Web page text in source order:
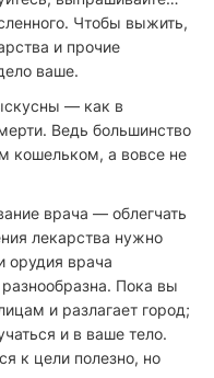
Чтобы выжить,
и прочие
ваше.
— как в
Ведь большинство
кошельком, а вовсе не
врача — облегчать
лекарства нужно
орудия врача
Пока вы
и разлагает город;
и в ваше тело.
к цели полезно, но